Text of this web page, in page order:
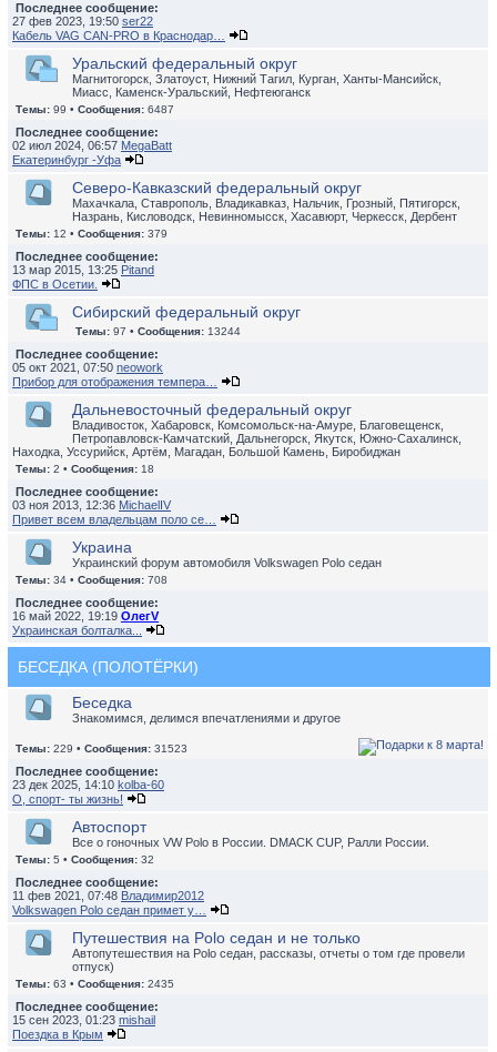
Последнее сообщение:
27 фев 2023, 19:50 ser22
Кабель VAG CAN-PRO в Краснодар…
Уральский федеральный округ
Магнитогорск, Златоуст, Нижний Тагил, Курган, Ханты-Мансийск,
Миасс, Каменск-Уральский, Нефтеюганск
Темы: 99 • Сообщения: 6487
Последнее сообщение:
02 июл 2024, 06:57 MegaBatt
Екатеринбург -Уфа
Северо-Кавказский федеральный округ
Махачкала, Ставрополь, Владикавказ, Нальчик, Грозный, Пятигорск,
Назрань, Кисловодск, Невинномысск, Хасавюрт, Черкесск, Дербент
Темы: 12 • Сообщения: 379
Последнее сообщение:
13 мар 2015, 13:25 Pitand
ФПС в Осетии.
Сибирский федеральный округ
Темы: 97 • Сообщения: 13244
Последнее сообщение:
05 окт 2021, 07:50 neowork
Прибор для отображения темпера…
Дальневосточный федеральный округ
Владивосток, Хабаровск, Комсомольск-на-Амуре, Благовещенск,
Петропавловск-Камчатский, Дальнегорск, Якутск, Южно-Сахалинск,
Находка, Уссурийск, Артём, Магадан, Большой Камень, Биробиджан
Темы: 2 • Сообщения: 18
Последнее сообщение:
03 ноя 2013, 12:36 MichaelIV
Привет всем владельцам поло се…
Украина
Украинский форум автомобиля Volkswagen Polo седан
Темы: 34 • Сообщения: 708
Последнее сообщение:
16 май 2022, 19:19 ОлегV
Украинская болталка...
БЕСЕДКА (ПОЛОТЁРКИ)
Беседка
Знакомимся, делимся впечатлениями и другое
Темы: 229 • Сообщения: 31523
Последнее сообщение:
23 дек 2025, 14:10 kolba-60
О, спорт- ты жизнь!
Автоспорт
Все о гоночных VW Polo в России. DMACK CUP, Ралли России.
Темы: 5 • Сообщения: 32
Последнее сообщение:
11 фев 2021, 07:48 Владимир2012
Volkswagen Polo седан примет у…
Путешествия на Polo седан и не только
Автопутешествия на Polo седан, рассказы, отчеты о том где провели
отпуск)
Темы: 63 • Сообщения: 2435
Последнее сообщение:
15 сен 2023, 01:23 mishail
Поездка в Крым